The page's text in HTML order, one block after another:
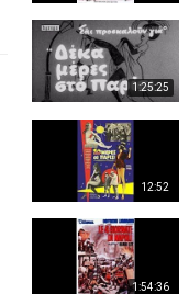
1:25:25
12:52
1:54:36